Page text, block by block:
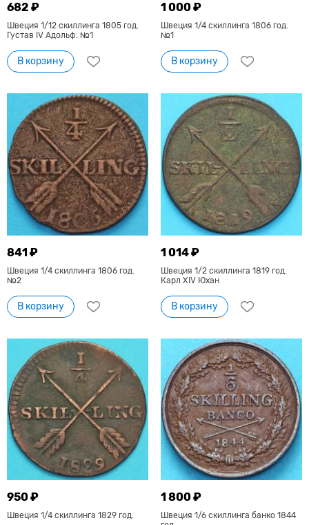
682 ₽
Швеция 1/12 скиллинга 1805 год.
Густав IV Адольф. №1
В корзину
1 000 ₽
Швеция 1/4 скиллинга 1806 год.
№1
В корзину
841 ₽
Швеция 1/4 скиллинга 1806 год.
№2
В корзину
1 014 ₽
Швеция 1/2 скиллинга 1819 год.
Карл XIV Юхан
В корзину
950 ₽
Швеция 1/4 скиллинга 1829 год.
1 800 ₽
Швеция 1/6 скиллинга банко 1844